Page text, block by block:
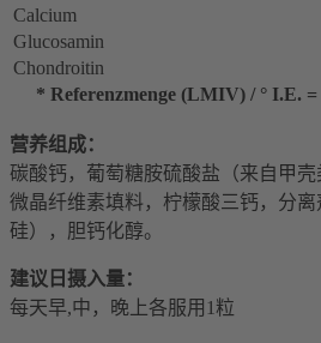
Calcium
Glucosamin
Chondroitin
* Referenzmenge (LMIV) / ° I.E.
营养组成：
碳酸钙，葡萄糖胺硫酸盐（来自甲壳
微晶纤维素填料，柠檬酸三钙，分
硅），胆钙化醇。
建议日摄入量：
每天早,中，晚上各服用1粒